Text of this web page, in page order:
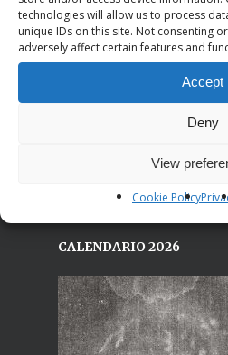
technologies will allow us to process
unique IDs on this site. Not consenting
adversely affect certain features and
Accept
Deny
View
Cookie Policy
Via Serra di Baccano, 15
19021 Arcola (Sp)
CALENDARIO 2026